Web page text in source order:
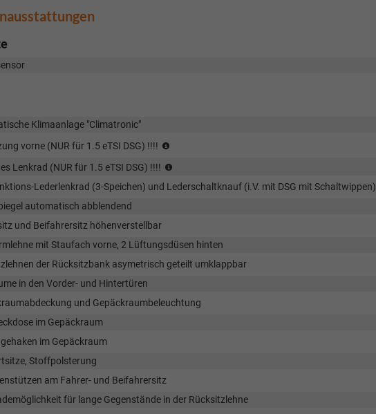
Klimaanlage "Climatronic"
vorne (NUR für 1.5 eTSI DSG) !!!!
1.5
eTSI
Lenkrad (NUR für 1.5 eTSI DSG) !!!!
1.5
Lederlenkrad (3-Speichen) und Lederschaltknauf (i.V. mit DSG mit Schaltwippen)
automatisch abblendend
und Beifahrersitz höhenverstellbar
mit Staufach vorne, 2 Lüftungsdüsen hinten
der Rücksitzbank asymetrisch geteilt umklappbar
in den Vorder- und Hintertüren
und Gepäckraumbeleuchtung
im Gepäckraum
im Gepäckraum
Stoffpolsterung
am Fahrer- und Beifahrersitz
für lange Gegenstände in der Rücksitzlehne